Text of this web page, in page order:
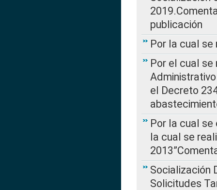
publicación
Por la cual se
Por el cual
el Decreto
Por la cual se
la cual se
Socialización
Solicitudes